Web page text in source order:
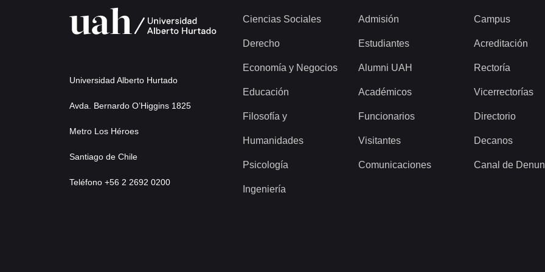
Universidad Alberto Hurtado
Avda. Bernardo O’Higgins 1825
Metro Los Héroes
Santiago de Chile
Teléfono +56 2 2692 0200
Ciencias Sociales
Derecho
Economía y Negocios
Educación
Filosofía y
Humanidades
Psicología
Ingeniería
Admisión
Estudiantes
Alumni UAH
Académicos
Funcionarios
Visitantes
Comunicaciones
Campus
Acreditación
Rectoría
Vicerrectorías
Directorio
Decanos
Canal de